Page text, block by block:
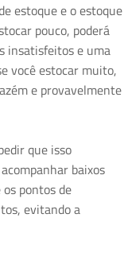
estoque e o estoque
pouco, poderá
insatisfeitos e uma
você estocar muito,
e provavelmente
que isso
baixos
pontos de
evitando a